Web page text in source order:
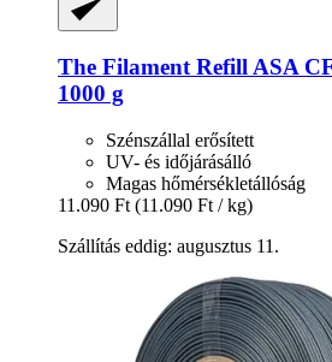
The Filament Refill ASA
1000 g
Szénszállal erősített
UV- és időjárásálló
Magas hőmérsékletállóság
11.090 Ft (11.090 Ft / kg)
Szállítás eddig: augusztus 11.